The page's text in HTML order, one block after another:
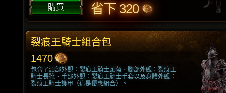
購買 省下 320
裂痕王騎士組合包
1470
包含了頭部外觀：裂痕王騎士頭盔、腳部外觀：裂痕王
騎士長靴、手部外觀：裂痕王騎士手套以及身體外觀：
裂痕王騎士護甲（這是優惠組合）。